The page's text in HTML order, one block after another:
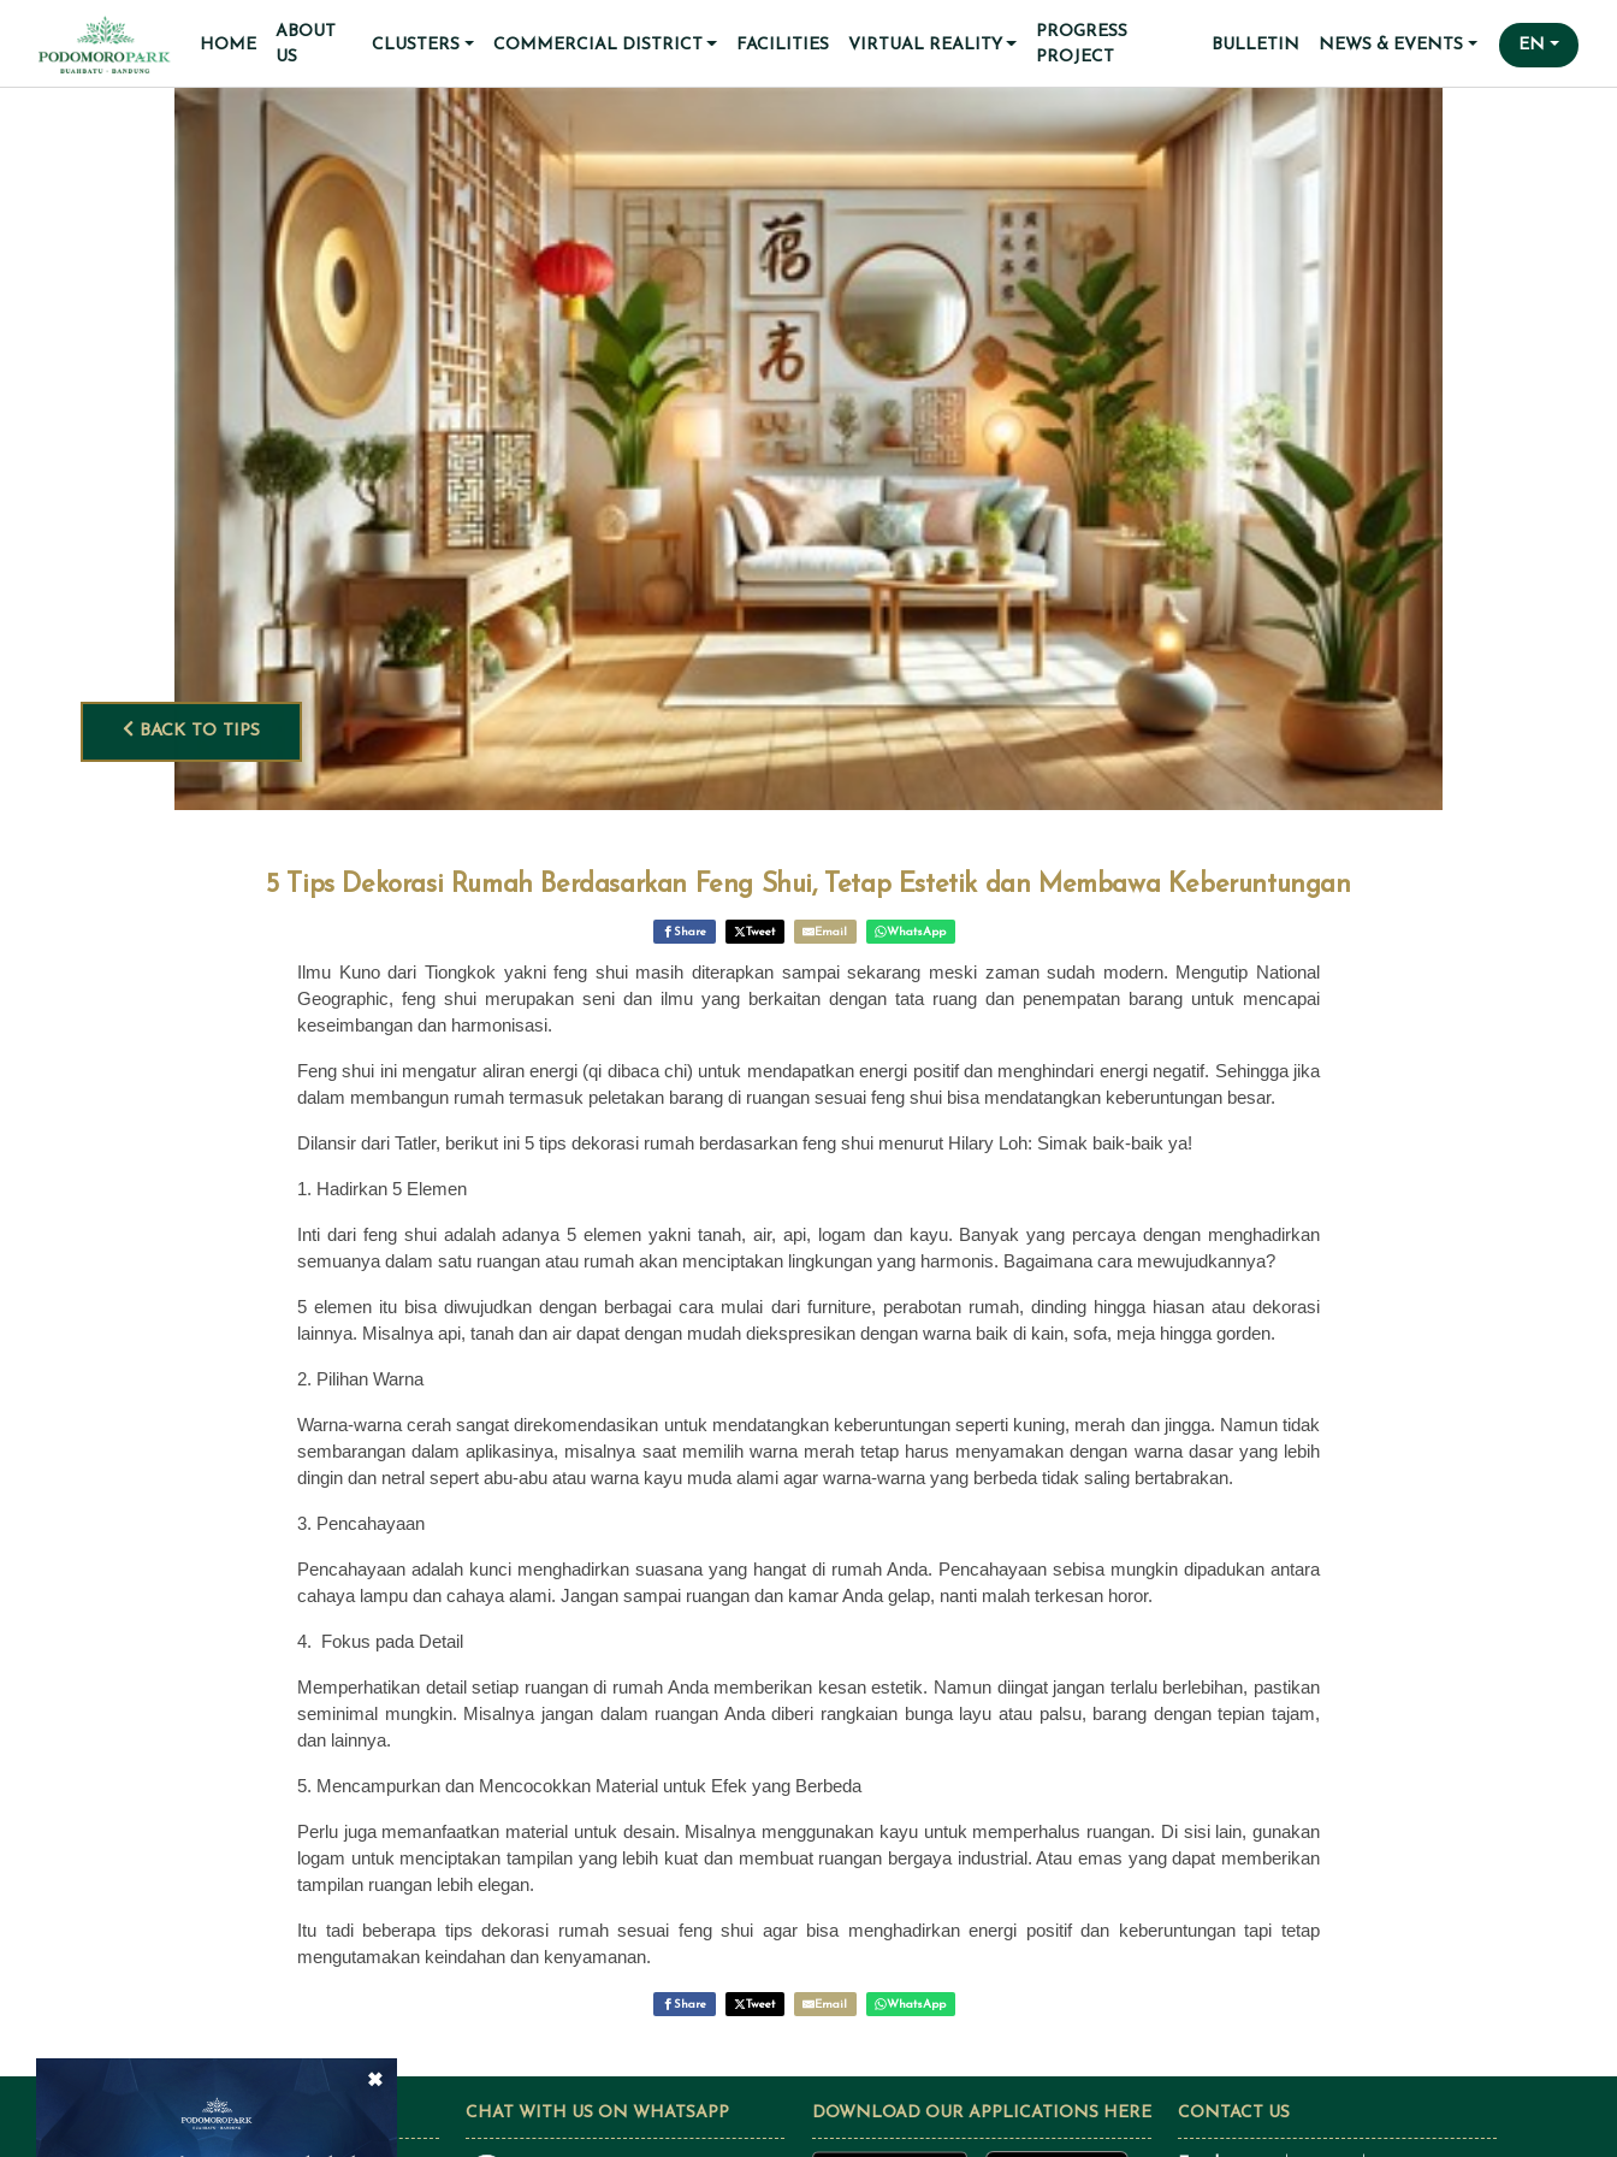
HOME
ABOUT
US
CLUSTERS COMMERCIAL DISTRICT FACILITIES VIRTUAL REALITY
PROGRESS
PROJECT
BULLETIN NEWS & EVENTS EN
BACK TO TIPS
5 Tips Dekorasi Rumah Berdasarkan Feng Shui, Tetap Estetik dan Membawa Keberuntungan
Share Tweet Email WhatsApp
Ilmu Kuno dari Tiongkok yakni feng shui masih diterapkan sampai sekarang meski zaman sudah modern. Mengutip National
Geographic, feng shui merupakan seni dan ilmu yang berkaitan dengan tata ruang dan penempatan barang untuk mencapai
keseimbangan dan harmonisasi.
Feng shui ini mengatur aliran energi (qi dibaca chi) untuk mendapatkan energi positif dan menghindari energi negatif. Sehingga jika
dalam membangun rumah termasuk peletakan barang di ruangan sesuai feng shui bisa mendatangkan keberuntungan besar.
Dilansir dari Tatler, berikut ini 5 tips dekorasi rumah berdasarkan feng shui menurut Hilary Loh: Simak baik-baik ya!
1. Hadirkan 5 Elemen
Inti dari feng shui adalah adanya 5 elemen yakni tanah, air, api, logam dan kayu. Banyak yang percaya dengan menghadirkan
semuanya dalam satu ruangan atau rumah akan menciptakan lingkungan yang harmonis. Bagaimana cara mewujudkannya?
5 elemen itu bisa diwujudkan dengan berbagai cara mulai dari furniture, perabotan rumah, dinding hingga hiasan atau dekorasi
lainnya. Misalnya api, tanah dan air dapat dengan mudah diekspresikan dengan warna baik di kain, sofa, meja hingga gorden.
2. Pilihan Warna
Warna-warna cerah sangat direkomendasikan untuk mendatangkan keberuntungan seperti kuning, merah dan jingga. Namun tidak
sembarangan dalam aplikasinya, misalnya saat memilih warna merah tetap harus menyamakan dengan warna dasar yang lebih
dingin dan netral sepert abu-abu atau warna kayu muda alami agar warna-warna yang berbeda tidak saling bertabrakan.
3. Pencahayaan
Pencahayaan adalah kunci menghadirkan suasana yang hangat di rumah Anda. Pencahayaan sebisa mungkin dipadukan antara
cahaya lampu dan cahaya alami. Jangan sampai ruangan dan kamar Anda gelap, nanti malah terkesan horor.
4. Fokus pada Detail
Memperhatikan detail setiap ruangan di rumah Anda memberikan kesan estetik. Namun diingat jangan terlalu berlebihan, pastikan
seminimal mungkin. Misalnya jangan dalam ruangan Anda diberi rangkaian bunga layu atau palsu, barang dengan tepian tajam,
dan lainnya.
5. Mencampurkan dan Mencocokkan Material untuk Efek yang Berbeda
Perlu juga memanfaatkan material untuk desain. Misalnya menggunakan kayu untuk memperhalus ruangan. Di sisi lain, gunakan
logam untuk menciptakan tampilan yang lebih kuat dan membuat ruangan bergaya industrial. Atau emas yang dapat memberikan
tampilan ruangan lebih elegan.
Itu tadi beberapa tips dekorasi rumah sesuai feng shui agar bisa menghadirkan energi positif dan keberuntungan tapi tetap
mengutamakan keindahan dan kenyamanan.
Share Tweet Email WhatsApp
×
FOLLOW US ON SOCIAL MEDIA CHAT WITH US ON WHATSAPP DOWNLOAD OUR APPLICATIONS HERE CONTACT US